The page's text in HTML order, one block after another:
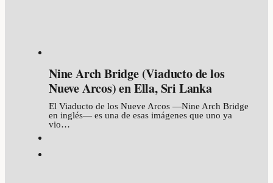
Nine Arch Bridge (Viaducto de los
Nueve Arcos) en Ella, Sri Lanka
El Viaducto de los Nueve Arcos —Nine Arch Bridge
en inglés— es una de esas imágenes que uno ya
vio…